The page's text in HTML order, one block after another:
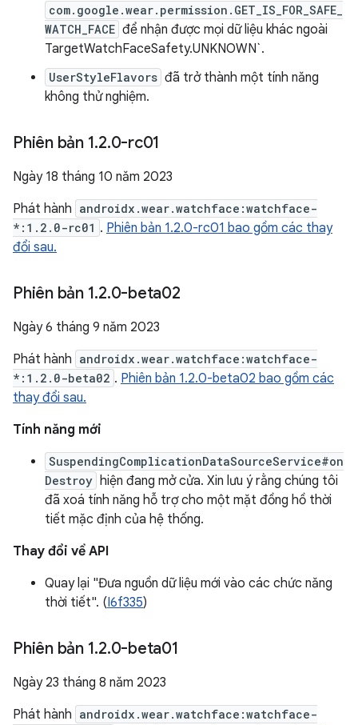
com.google.wear.permission.GET_IS_FOR_SAFE_
WATCH_FACE để nhận được mọi dữ liệu khác ngoài
TargetWatchFaceSafety.UNKNOWN`.
UserStyleFlavors đã trở thành một tính năng
không thử nghiệm.
Phiên bản 1.2.0-rc01
Ngày 18 tháng 10 năm 2023
Phát hành androidx.wear.watchface:watchface-
*:1.2.0-rc01 . Phiên bản 1.2.0-rc01 bao gồm các thay
đổi sau.
Phiên bản 1.2.0-beta02
Ngày 6 tháng 9 năm 2023
Phát hành androidx.wear.watchface:watchface-
*:1.2.0-beta02 . Phiên bản 1.2.0-beta02 bao gồm các
thay đổi sau.
Tính năng mới
SuspendingComplicationDataSourceService#on
Destroy hiện đang mở cửa. Xin lưu ý rằng chúng tôi
đã xoá tính năng hỗ trợ cho một mặt đồng hồ thời
tiết mặc định của hệ thống.
Thay đổi về API
Quay lại "Đưa nguồn dữ liệu mới vào các chức năng
thời tiết". (I6f335)
Phiên bản 1.2.0-beta01
Ngày 23 tháng 8 năm 2023
Phát hành androidx.wear.watchface:watchface-